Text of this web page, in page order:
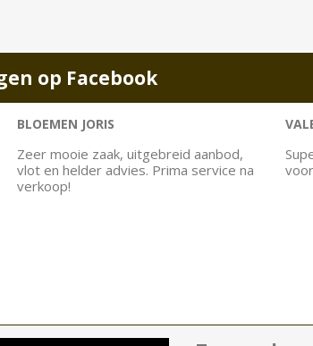
op Facebook
BLOEMEN JORIS
Zeer mooie zaak, uitgebreid aanbod,
vlot en helder advies. Prima service na
verkoop!